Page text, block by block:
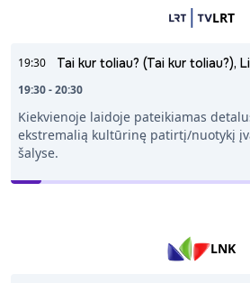
LRT
19:30 Tai kur toliau? (Tai kur toliau?),
19:30 - 20:30
Kiekvienoje laidoje pateikiamas
ekstremalią kultūrinę patirtį/nuotykį
šalyse.
LNK